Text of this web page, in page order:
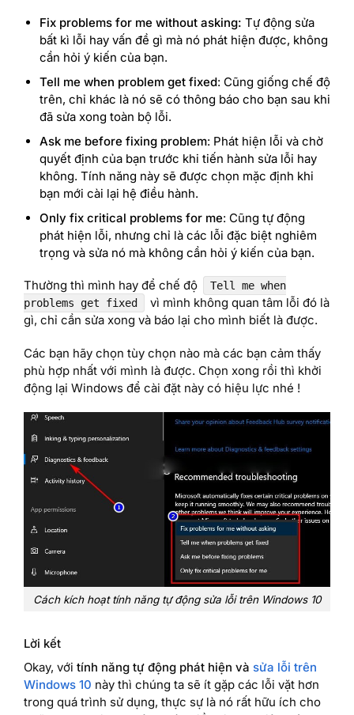
Fix problems for me without asking: Tự động sửa
bất kì lỗi hay vấn đề gì mà nó phát hiện được, không
cần hỏi ý kiến của bạn.
Tell me when problem get fixed: Cũng giống chế độ
trên, chỉ khác là nó sẽ có thông báo cho bạn sau khi
đã sửa xong toàn bộ lỗi.
Ask me before fixing problem: Phát hiện lỗi và chờ
quyết định của bạn trước khi tiến hành sửa lỗi hay
không. Tính năng này sẽ được chọn mặc định khi
bạn mới cài lại hệ điều hành.
Only fix critical problems for me: Cũng tự động
phát hiện lỗi, nhưng chỉ là các lỗi đặc biệt nghiêm
trọng và sửa nó mà không cần hỏi ý kiến của bạn.
Thường thì mình hay để chế độ
Tell me when
problems get fixed
vì mình không quan tâm lỗi đó là
gì, chỉ cần sửa xong và báo lại cho mình biết là được.
Các bạn hãy chọn tùy chọn nào mà các bạn cảm thấy
phù hợp nhất với mình là được. Chọn xong rồi thì khởi
động lại Windows để cài đặt này có hiệu lực nhé !
Cách kích hoạt tính năng tự động sửa lỗi trên Windows 10
Lời kết
Okay, với tính năng tự động phát hiện và sửa lỗi trên
Windows 10 này thì chúng ta sẽ ít gặp các lỗi vặt hơn
trong quá trình sử dụng, thực sự là nó rất hữu ích cho